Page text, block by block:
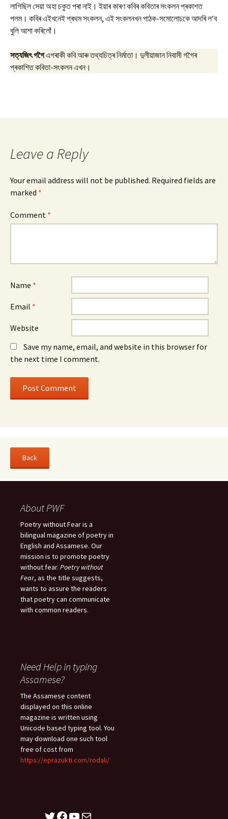
লাগিছিল সেয়া অহা চকুত পৰা নাই। ইয়াৰ কাৰণ কবিৰ কবিতাৰ সংকলন প্ৰকাশত
পলম। কবিৰ এইখনেই প্ৰথম সংকলন, এই সংকলনখন পাঠক-সমোলোচকে আদৰি ল’ব
বুলি আশা কৰিলোঁ।
সত্যজিৎ গগৈএগৰাকী কবি আৰু তথ্যচিত্ৰ নিৰ্মাতা। দুলীয়াজান নিবাসী গগৈৰ
প্ৰকাশিত কবিতা-সংকলন এখন।
Leave a Reply
Your email address will not be published. Required fields are
marked *
Comment *
Name *
Email *
Website
Save my name, email, and website in this browser for
the next time I comment.
About PWF
Poetry without Fear is a
bilingual magazine of poetry in
English and Assamese. Our
mission is to promote poetry
without fear. Poetry without
Fear, as the title suggests,
wants to assure the readers
that poetry can communicate
with common readers.
Need Help in typing
Assamese?
The Assamese content
displayed on this online
magazine is written using
Unicode based typing tool. You
may download one such tool
free of cost from
https://eprazukti.com/rodali/
Twitter
Facebook
YouTube
Mail